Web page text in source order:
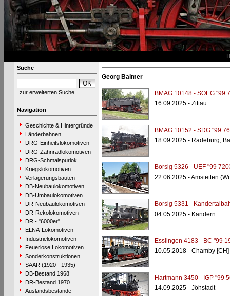
Suche
zur erweiterten Suche
Navigation
Geschichte & Hintergründe
Länderbahnen
DRG-Einheitslokomotiven
DRG-Zahnradlokomotiven
DRG-Schmalspurlok.
Kriegslokomotiven
Verlagerungsbauten
DB-Neubaulokomotiven
DB-Umbaulokomotiven
DR-Neubaulokomotiven
DR-Rekolokomotiven
DR - "6000er"
ELNA-Lokomotiven
Industrielokomotiven
Feuerlose Lokomotiven
Sonderkonstruktionen
SAAR (1920 - 1935)
DB-Bestand 1968
DR-Bestand 1970
Auslandsbestände
Georg Balmer
BMAG 10148 - SOEG "99
16.09.2025 - Zittau
BMAG 10152 - SDG "99
18.09.2025 - Radeburg,
Borsig 5326 - UEF "99
22.06.2025 - Amstetten
Borsig 5331 -
04.05.2025 - Kandern
Esslingen 4183 - BC "99
10.05.2018 - Chamby [CH]
Hartmann 3450 - IGP "99
14.09.2025 - Jöhstadt